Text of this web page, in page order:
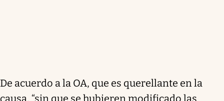
De acuerdo a la OA, que es querellante en la
causa, “sin que se hubieren modificado las